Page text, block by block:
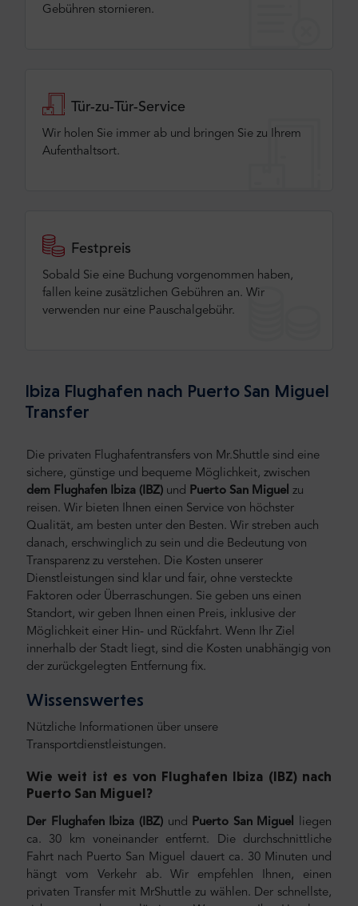
Gebühren stornieren.
Tür-zu-Tür-Service
Wir holen Sie immer ab und bringen Sie zu Ihrem
Aufenthaltsort.
Festpreis
Sobald Sie eine Buchung vorgenommen haben,
fallen keine zusätzlichen Gebühren an. Wir
verwenden nur eine Pauschalgebühr.
Ibiza Flughafen nach Puerto San Miguel
Transfer
Die privaten Flughafentransfers von Mr.Shuttle sind eine
sichere, günstige und bequeme Möglichkeit, zwischen
dem Flughafen Ibiza (IBZ) und Puerto San Miguel zu
reisen. Wir bieten Ihnen einen Service von höchster
Qualität, am besten unter den Besten. Wir streben auch
danach, erschwinglich zu sein und die Bedeutung von
Transparenz zu verstehen. Die Kosten unserer
Dienstleistungen sind klar und fair, ohne versteckte
Faktoren oder Überraschungen. Sie geben uns einen
Standort, wir geben Ihnen einen Preis, inklusive der
Möglichkeit einer Hin- und Rückfahrt. Wenn Ihr Ziel
innerhalb der Stadt liegt, sind die Kosten unabhängig von
der zurückgelegten Entfernung fix.
Wissenswertes
Nützliche Informationen über unsere
Transportdienstleistungen.
Wie weit ist es von Flughafen Ibiza (IBZ) nach
Puerto San Miguel?
Der Flughafen Ibiza (IBZ)und Puerto San Miguel liegen
ca. 30 km voneinander entfernt. Die durchschnittliche
Fahrt nach Puerto San Miguel dauert ca. 30 Minuten und
hängt vom Verkehr ab. Wir empfehlen Ihnen, einen
privaten Transfer mit MrShuttle zu wählen. Der schnellste,